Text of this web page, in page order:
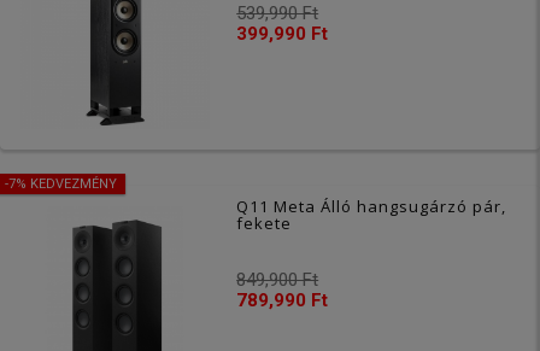
539,990 Ft
399,990 Ft
-7% KEDVEZMÉNY
Q11 Meta Álló hangsugárzó pár,
fekete
849,900 Ft
789,990 Ft